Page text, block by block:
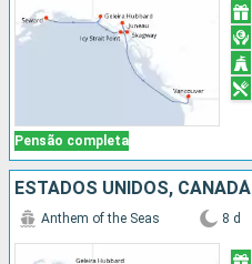
Pensão completa
ESTADOS UNIDOS, CANADÁ
Anthem of the Seas 8 d